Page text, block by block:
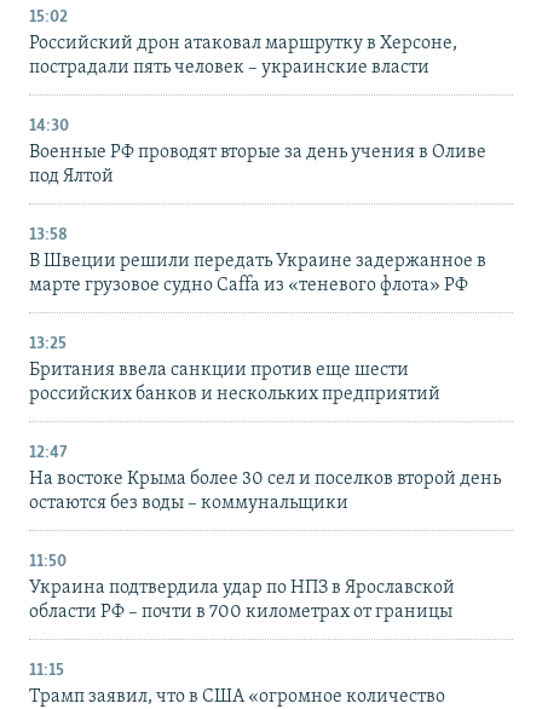
15:02
Российский дрон атаковал маршрутку в Херсоне,
пострадали пять человек – украинские власти
14:30
Военные РФ проводят вторые за день учения в Оливе
под Ялтой
13:58
В Швеции решили передать Украине задержанное в
марте грузовое судно Caffa из «теневого флота» РФ
13:25
Британия ввела санкции против еще шести
российских банков и нескольких предприятий
12:47
На востоке Крыма более 30 сел и поселков второй день
остаются без воды – коммунальщики
11:50
Украина подтвердила удар по НПЗ в Ярославской
области РФ – почти в 700 километрах от границы
11:15
Трамп заявил, что в США «огромное количество